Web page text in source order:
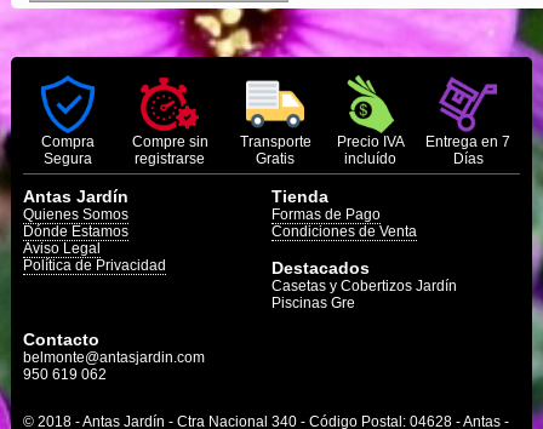
Compra
Segura
Compre sin
registrarse
Transporte
Gratis
Precio IVA
incluído
Entrega en 7
Días
Antas Jardín
Quienes Somos
Dónde Estamos
Aviso Legal
Política de Privacidad
Tienda
Formas de Pago
Condiciones de Venta
Destacados
Casetas y Cobertizos Jardín
Piscinas Gre
Contacto
belmonte@antasjardin.com
950 619 062
© 2018 - Antas Jardín - Ctra Nacional 340 - Código Postal: 04628 - Antas -